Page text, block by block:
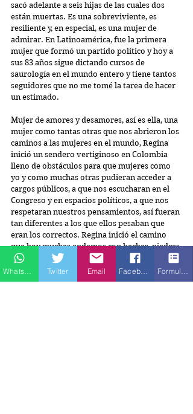
sacó adelante a seis hijas de las cuales dos
están muertas. Es una sobreviviente, es
resiliente y, en especial, es una mujer de
admirar. En Latinoamérica, fue la primera
mujer que formó un partido político y hoy a
sus 83 años sigue dictando cursos de
saurología en el mundo entero y tiene tantos
seguidores que no me tomé la tarea de hacer
un estimado.
Mujer de amores y desamores, así es ella, una
mujer como tantas otras que nos abrieron los
caminos a las mujeres en el mundo, Regina
inició un sendero vertiginoso en Colombia
lleno de obstáculos para que mujeres como
yo y como muchas otras pudieran acceder a
cargos públicos, a que nos escucharan en el
Congreso y en espacios políticos, a que nos
respetaran nuestros pensamientos, así fueran
tan diferentes a los que ellos pesaban que
eran los correctos. Regina inició el camino
que hoy muchas andamos con baches, piedras
y obstáculos, pero que hubieran sido
imposibles sin mujeres que como ella fueron
pioneras en estos cambios estructurales.
Twitter Email